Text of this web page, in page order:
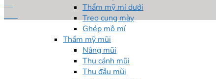
Thẩm mỹ mí dưới
Treo cung mày
Ghép mô mí
Thẩm mỹ mũi
Nâng mũi
Thu cánh mũi
Thu đầu mũi